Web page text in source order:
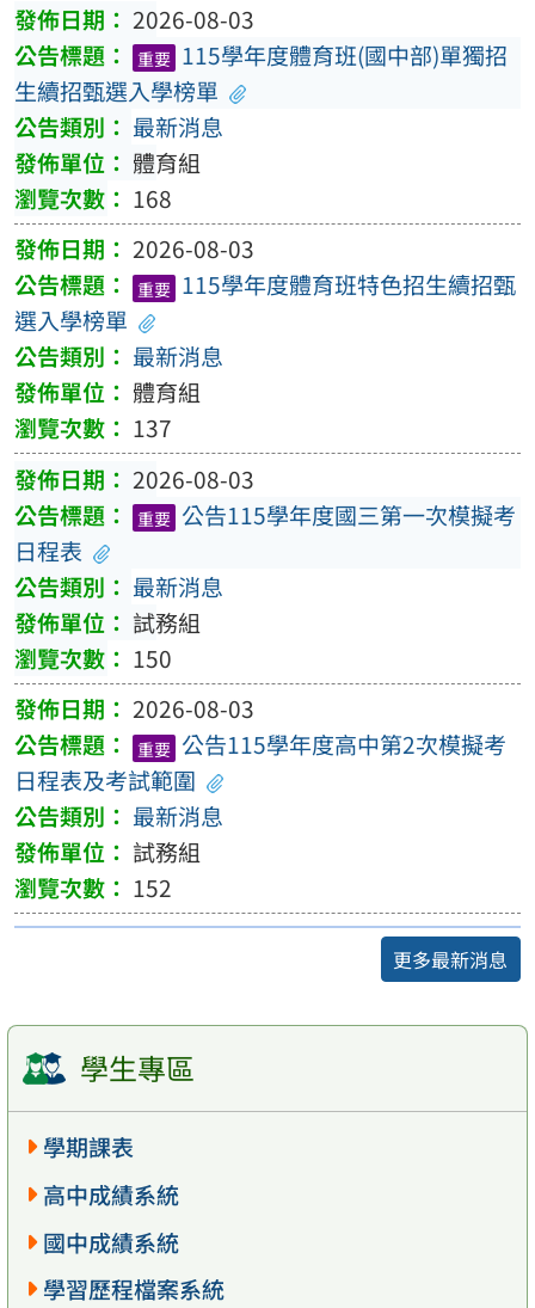
2026-08-03
重要 115學年度體育班(國中部)單獨招
生續招甄選入學榜單
最新消息
體育組
168
2026-08-03
重要 115學年度體育班特色招生續招甄
選入學榜單
最新消息
體育組
137
2026-08-03
重要 公告115學年度國三第一次模擬考
日程表
最新消息
試務組
150
2026-08-03
重要 公告115學年度高中第2次模擬考
日程表及考試範圍
最新消息
試務組
152
更多最新消息
學生專區
學期課表
高中成績系統
國中成績系統
學習歷程檔案系統